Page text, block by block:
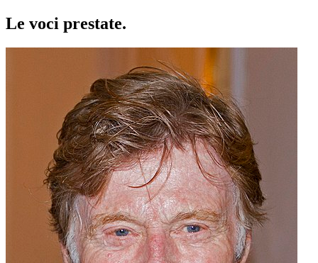
Le voci prestate.